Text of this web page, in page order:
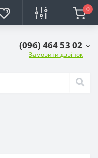
0
(096) 464 53 02
Замовити дзвінок